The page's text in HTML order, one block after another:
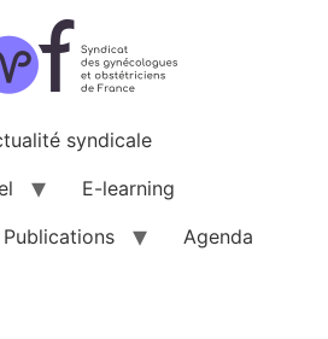
syndicale
E-learning
Publications
Agenda